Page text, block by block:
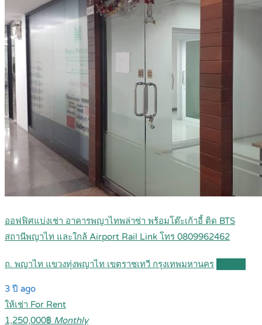
ออฟฟิศแบ่งเช่า อาคารพญาไทพล่าซ่า พร้อมโต๊ะเก้าอี้ ติด BTS
สถานีพญาไท และใกล้ Airport Rail Link โทร 0809962462
ถ. พญาไท แขวงทุ่งพญาไท เขตราชเทวี กรุงเทพมหานคร
3 ปี ago
ให้เช่า For Rent
1,250,000฿ Monthly